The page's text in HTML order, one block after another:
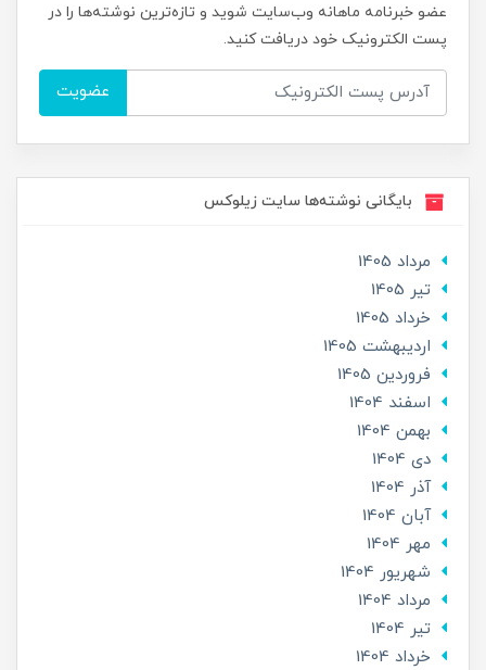
عضو خبرنامه ماهانه وب‌سایت شوید و تازه‌ترین نوشته‌ها را در
پست الکترونیک خود دریافت کنید.
عضویت
بایگانی نوشته‌ها سایت زیلوکس
مرداد 1405
تير 1405
خرداد 1405
ارديبهشت 1405
فروردین 1405
اسفند 1404
بهمن 1404
دی 1404
آذر 1404
آبان 1404
مهر 1404
شهریور 1404
مرداد 1404
تير 1404
خرداد 1404